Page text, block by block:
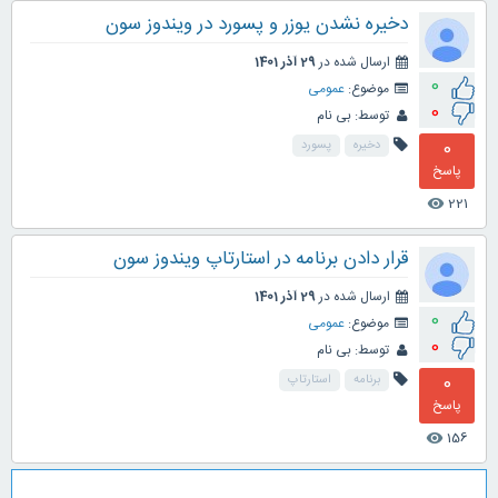
0
0
0
پاسخ
221
visibility
دخیره نشدن یوزر و پسورد در ویندوز سون
ارسال شده در29 آذر 1401
موضوع: عمومی
توسط: بی نام
دخیره پسورد
0
0
0
پاسخ
156
visibility
قرار دادن برنامه در استارتاپ ویندوز سون
ارسال شده در29 آذر 1401
موضوع: عمومی
توسط: بی نام
برنامه استارتاپ